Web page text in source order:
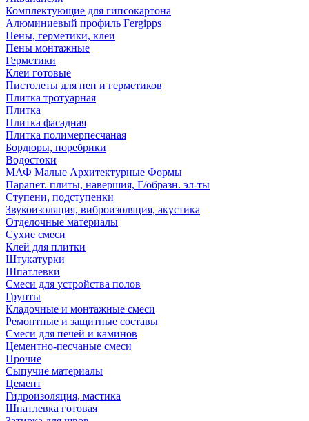
Комплектующие для гипсокартона
Алюминиевый профиль Fergipps
Пены, герметики, клеи
Пены монтажные
Герметики
Клеи готовые
Пистолеты для пен и герметиков
Плитка тротуарная
Плитка
Плитка фасадная
Плитка полимерпесчаная
Бордюры, поребрики
Водостоки
МАФ Малые Архитектурные Формы
Парапет. плиты, навершия, Г/образн. эл-ты
Ступени, подступенки
Звукоизоляция, виброизоляция, акустика
Отделочные материалы
Сухие смеси
Клей для плитки
Штукатурки
Шпатлевки
Смеси для устройства полов
Грунты
Кладочные и монтажные смеси
Ремонтные и защитные составы
Смеси для печей и каминов
Цементно-песчаные смеси
Прочие
Сыпучие материалы
Цемент
Гидроизоляция, мастика
Шпатлевка готовая